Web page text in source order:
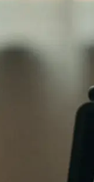
Eine gute
die Bausteine des…